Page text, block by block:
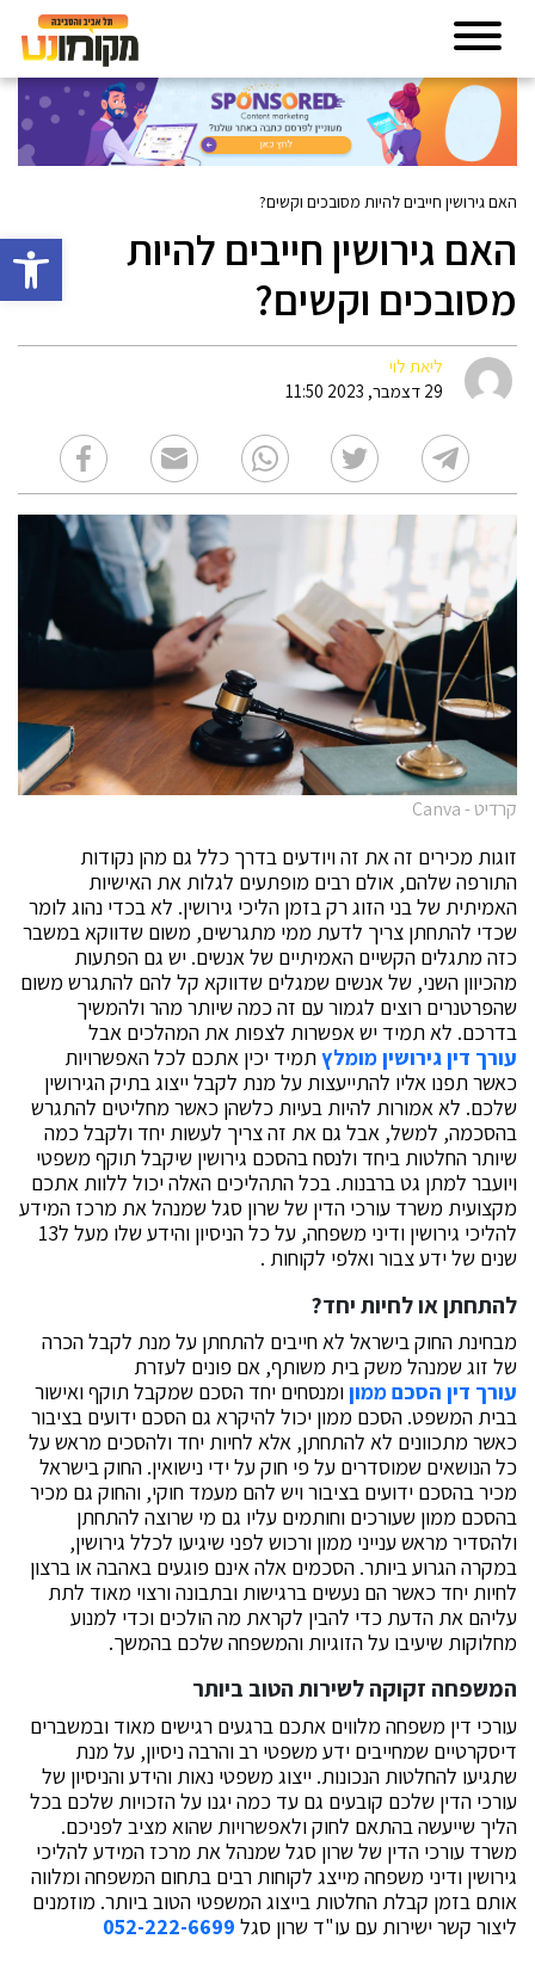
פתח
האם גירושין חייבים להיות מסובכים וקשים?
האם גירושין חייבים להיות
מסובכים וקשים?
ליאת לוי
29 דצמבר, 2023 11:50
קרדיט - Canva
זוגות מכירים זה את זה ויודעים בדרך כלל גם מהן נקודות
התורפה שלהם, אולם רבים מופתעים לגלות את האישיות
האמיתית של בני הזוג רק בזמן הליכי גירושין. לא בכדי נהוג לומר
שכדי להתחתן צריך לדעת ממי מתגרשים, משום שדווקא במשבר
כזה מתגלים הקשיים האמיתיים של אנשים. יש גם הפתעות
מהכיוון השני, של אנשים שמגלים שדווקא קל להם להתגרש משום
שהפרטנרים רוצים לגמור עם זה כמה שיותר מהר ולהמשיך
בדרכם. לא תמיד יש אפשרות לצפות את המהלכים אבל
עורך דין גירושין מומלץתמיד יכין אתכם לכל האפשרויות
כאשר תפנו אליו להתייעצות על מנת לקבל ייצוג בתיק הגירושין
שלכם. לא אמורות להיות בעיות כלשהן כאשר מחליטים להתגרש
בהסכמה, למשל, אבל גם את זה צריך לעשות יחד ולקבל כמה
שיותר החלטות ביחד ולנסח בהסכם גירושין שיקבל תוקף משפטי
ויועבר למתן גט ברבנות. בכל התהליכים האלה יכול ללוות אתכם
מקצועית משרד עורכי הדין של שרון סגל שמנהל את מרכז המידע
להליכי גירושין ודיני משפחה, על כל הניסיון והידע שלו מעל ל13
שנים של ידע צבור ואלפי לקוחות .
להתחתן או לחיות יחד?
מבחינת החוק בישראל לא חייבים להתחתן על מנת לקבל הכרה
של זוג שמנהל משק בית משותף, אם פונים לעזרת
עורך דין הסכם ממוןומנסחים יחד הסכם שמקבל תוקף ואישור
בבית המשפט. הסכם ממון יכול להיקרא גם הסכם ידועים בציבור
כאשר מתכוונים לא להתחתן, אלא לחיות יחד ולהסכים מראש על
כל הנושאים שמוסדרים על פי חוק על ידי נישואין. החוק בישראל
מכיר בהסכם ידועים בציבור ויש להם מעמד חוקי, והחוק גם מכיר
בהסכם ממון שעורכים וחותמים עליו גם מי שרוצה להתחתן
ולהסדיר מראש ענייני ממון ורכוש לפני שיגיעו לכלל גירושין,
במקרה הגרוע ביותר. הסכמים אלה אינם פוגעים באהבה או ברצון
לחיות יחד כאשר הם נעשים ברגישות ובתבונה ורצוי מאוד לתת
עליהם את הדעת כדי להבין לקראת מה הולכים וכדי למנוע
מחלוקות שיעיבו על הזוגיות והמשפחה שלכם בהמשך.
המשפחה זקוקה לשירות הטוב ביותר
עורכי דין משפחה מלווים אתכם ברגעים רגישים מאוד ובמשברים
דיסקרטיים שמחייבים ידע משפטי רב והרבה ניסיון, על מנת
שתגיעו להחלטות הנכונות. ייצוג משפטי נאות והידע והניסיון של
עורכי הדין שלכם קובעים גם עד כמה יגנו על הזכויות שלכם בכל
הליך שייעשה בהתאם לחוק ולאפשרויות שהוא מציב לפניכם.
משרד עורכי הדין של שרון סגל שמנהל את מרכז המידע להליכי
גירושין ודיני משפחה מייצג לקוחות רבים בתחום המשפחה ומלווה
אותם בזמן קבלת החלטות בייצוג המשפטי הטוב ביותר. מוזמנים
ליצור קשר ישירות עם עו"ד שרון סגל 052-222-6699